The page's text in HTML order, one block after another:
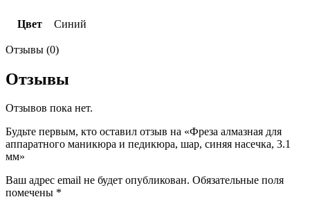
Цвет Синий
Отзывы (0)
Отзывы
Отзывов пока нет.
Будьте первым, кто оставил отзыв на «Фреза алмазная для
аппаратного маникюра и педикюра, шар, синяя насечка, 3.1
мм»
Ваш адрес email не будет опубликован. Обязательные поля
помечены *